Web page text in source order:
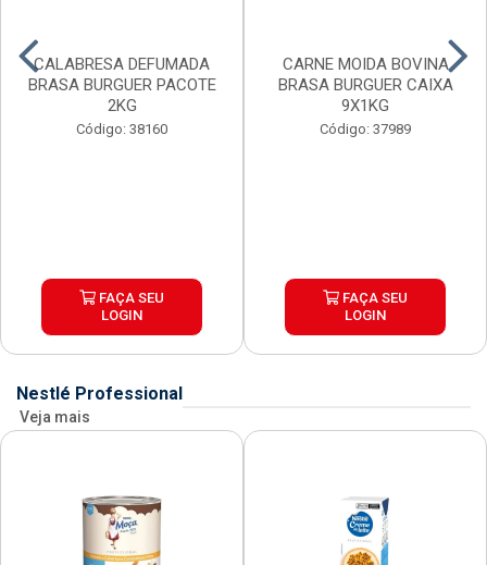
CALABRESA DEFUMADA
BRASA BURGUER PACOTE
2KG
Código: 38160
FAÇA SEU
LOGIN
CARNE MOIDA BOVINA
BRASA BURGUER CAIXA
9X1KG
Código: 37989
FAÇA SEU
LOGIN
Nestlé Professional
Veja mais